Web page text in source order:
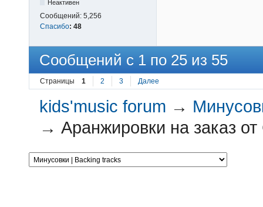
Неактивен
Сообщений: 5,256
Спасибо: 48
Сообщений с 1 по 25 из 55
Страницы 1 2 3 Далее
kids'music forum →
→Аранжировки на заказ